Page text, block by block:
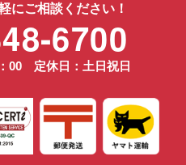
にご相談ください！
6700
00 定休日：土日祝日